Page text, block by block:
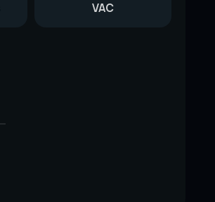
VAC